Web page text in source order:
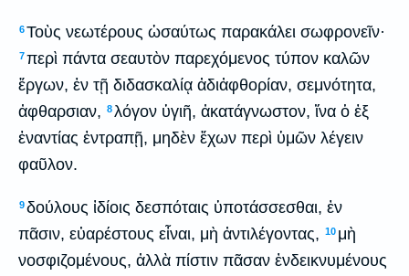
6Τοὺς νεωτέρους ὡσαύτως παρακάλει σωφρονεῖν·
7περὶ πάντα σεαυτὸν παρεχόμενος τύπον καλῶν
ἔργων, ἐν τῇ διδασκαλίᾳ ἀδιἀφθορίαν, σεμνότητα,
ἀφθαρσιαν, 8λόγον ὑγιῆ, ἀκατάγνωστον, ἵνα ὁ ἐξ
ἐναντίας ἐντραπῇ, μηδὲν ἔχων περὶ ὑμῶν λέγειν
φαῦλον.
9δούλους ἰδίοις δεσπόταις ὑποτάσσεσθαι, ἐν
πᾶσιν, εὐαρέστους εἶναι, μὴ ἀντιλέγοντας, 10 μὴ
νοσφιζομένους, ἀλλὰ πίστιν πᾶσαν ἐνδεικνυμένους